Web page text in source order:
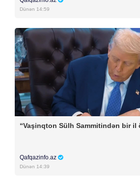
Dünən 14:59
“Vaşinqton Sülh Sammitindən bir il
Qafqazinfo.az
Dünən 14:39